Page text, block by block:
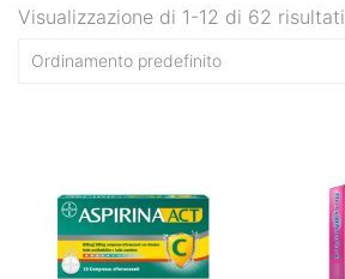
Visualizzazione di 1-12 di 62 risultati
Ordinamento predefinito